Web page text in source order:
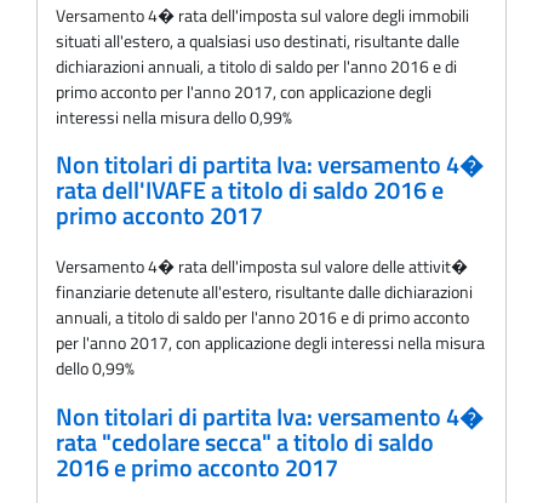
Versamento 4� rata dell'imposta sul valore degli immobili
situati all'estero, a qualsiasi uso destinati, risultante dalle
dichiarazioni annuali, a titolo di saldo per l'anno 2016 e di
primo acconto per l'anno 2017, con applicazione degli
interessi nella misura dello 0,99%
Non titolari di partita Iva: versamento 4�
rata dell'IVAFE a titolo di saldo 2016 e
primo acconto 2017
Versamento 4� rata dell'imposta sul valore delle attivit�
finanziarie detenute all'estero, risultante dalle dichiarazioni
annuali, a titolo di saldo per l'anno 2016 e di primo acconto
per l'anno 2017, con applicazione degli interessi nella misura
dello 0,99%
Non titolari di partita Iva: versamento 4�
rata "cedolare secca" a titolo di saldo
2016 e primo acconto 2017